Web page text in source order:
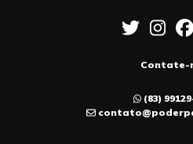
Contate-
(83)